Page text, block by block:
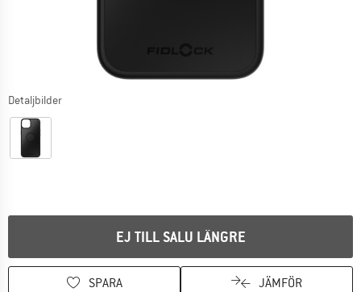
Detaljbilder
EJ TILL SALU LÄNGRE
SPARA JÄMFÖR